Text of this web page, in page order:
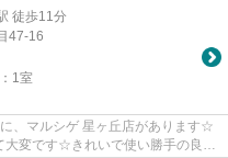
徒歩11分
47-16
1室
、マルシゲ 星ヶ丘店があります☆
大変です☆きれいで使い勝手の良い